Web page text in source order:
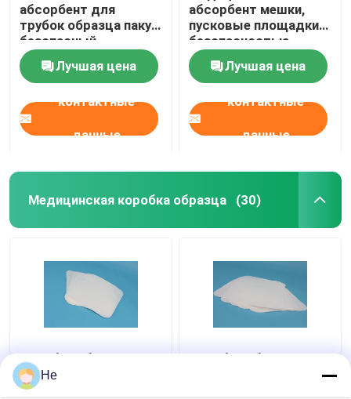
абсорбент для
трубок образца пакуя
безопасный
воздушный
транспортЛучшая цена
контактные
данные
абсорбент мешки,
пусковые площадки
безопасностью
абсорбент для
предохранения от
транспорта
Лучшая цена
контактные
данные
Медицинская коробка образца (30)
Коробка образца
губки АИ650®
медицинская для
Коробки образца
He